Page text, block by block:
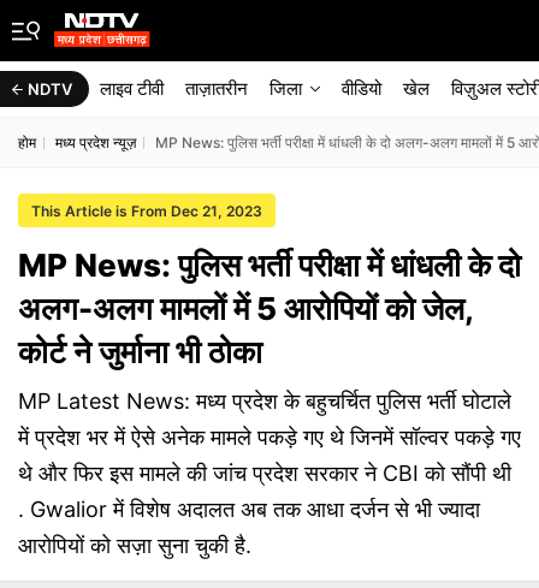
NDTV लाइव टीवी ताज़ातरीन जिला वीडियो खेल विज़ुअल
होम मध्य प्रदेश न्यूज़ MP News: पुलिस भर्ती परीक्षा में धांधली के दो अलग-अलग मामलों में 5
This Article is From Dec 21, 2023
MP News: पुलिस भर्ती परीक्षा में धांधली के दो
अलग-अलग मामलों में 5 आरोपियों को जेल,
कोर्ट ने जुर्माना भी ठोका
MP Latest News: मध्य प्रदेश के बहुचर्चित पुलिस भर्ती घोटाले
में प्रदेश भर में ऐसे अनेक मामले पकड़े गए थे जिनमें सॉल्वर पकड़े गए
थे और फिर इस मामले की जांच प्रदेश सरकार ने CBI को सौंपी थी
. Gwalior में विशेष अदालत अब तक आधा दर्जन से भी ज्यादा
आरोपियों को सज़ा सुना चुकी है.